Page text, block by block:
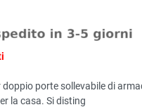
porte sollevabile di
la casa. Si disting